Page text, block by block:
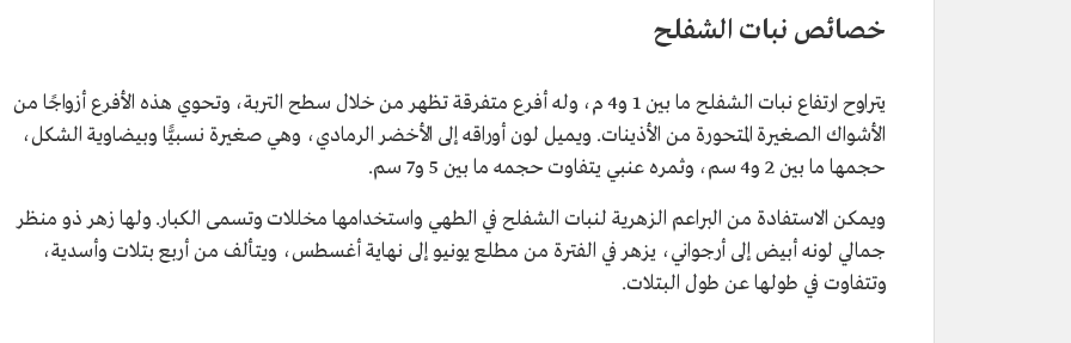
خصائص نبات الشفلح
يتراوح ارتفاع نبات الشفلح ما بين 1 و4 م، وله أفرع متفرقة تظهر من خلال سطح التربة، وتحوي هذه الأفرع أزواجًا من
الأشواك الصغيرة المتحورة من الأذينات. ويميل لون أوراقه إلى الأخضر الرمادي، وهي صغيرة نسبيًّا وبيضاوية الشكل،
حجمها ما بين 2 و4 سم، وثمره عنبي يتفاوت حجمه ما بين 5 و7 سم.
ويمكن الاستفادة من البراعم الزهرية لنبات الشفلح في الطهي واستخدامها مخللات وتسمى الكبار. ولها زهر ذو منظر
جمالي لونه أبيض إلى أرجواني، يزهر في الفترة من مطلع يونيو إلى نهاية أغسطس، ويتألف من أربع بتلات وأسدية،
وتتفاوت في طولها عن طول البتلات.